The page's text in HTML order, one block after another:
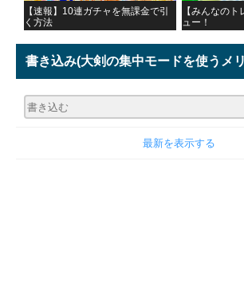
【速報】10連ガチャを無課金で引
く方法
【みんなの
ュー！
書き込み(大剣の集中モードを使うメ
最新を表示する